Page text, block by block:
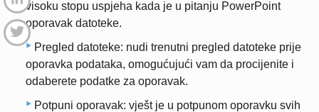
visoku stopu uspjeha kada je u pitanju PowerPoint
oporavak datoteke.
Pregled datoteke: nudi trenutni pregled datoteke prije
oporavka podataka, omogućujući vam da procijenite i
odaberete podatke za oporavak.
Potpuni oporavak: vješt je u potpunom oporavku svih